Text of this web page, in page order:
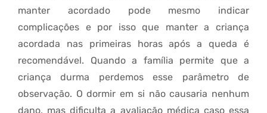
manter acordado pode mesmo indicar
complicações e por isso que manter a criança
acordada nas primeiras horas após a queda é
recomendável. Quando a família permite que a
criança durma perdemos esse parâmetro de
observação. O dormir em si não causaria nenhum
dano, mas dificulta a avaliação médica caso essa